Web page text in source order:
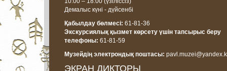
Демалыс күні - дүйсенбі
Қабылдау бөлмесі: 61-81-36
Экскурсиялық қызмет көрсету үшін тапсырыс беру
телефоны: 61-81-59
Музейдің электрондық поштасы:
ЭКРАН ДИКТОРЫ